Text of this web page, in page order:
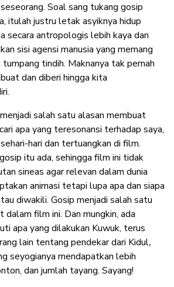
Soal sang tukang gosip
itulah justru letak asyiknya hidup
secara antropologis lebih kaya dan
sisi agensi manusia yang memang
tindih. Maknanya tak pernah
dan diberi hingga kita
salah satu alasan membuat
apa yang teresonansi terhadap saya,
hari dan tertuangkan di film.
itu ada, sehingga film ini tidak
sineas agar relevan dalam dunia
animasi tetapi lupa apa dan siapa
diwakili. Gosip menjadi salah satu
film ini. Dan mungkin, ada
apa yang dilakukan Kuwuk, terus
lain tentang pendekar dari Kidul,
seyogianya mendapatkan lebih
dan jumlah tayang. Sayang!